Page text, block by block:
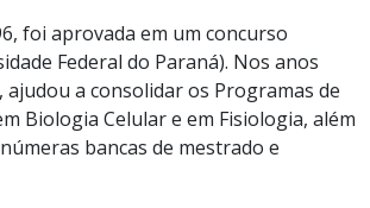
foi aprovada em um concurso
Federal do Paraná). Nos anos
ajudou a consolidar os Programas de
Biologia Celular e em Fisiologia, além
bancas de mestrado e